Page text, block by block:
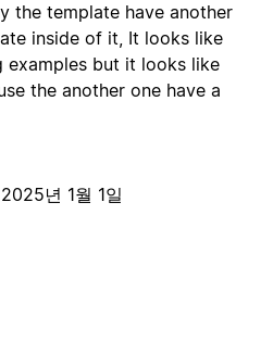
the template have another
inside of it, It looks like
examples but it looks like
the another one have a
2025년 1월 1일